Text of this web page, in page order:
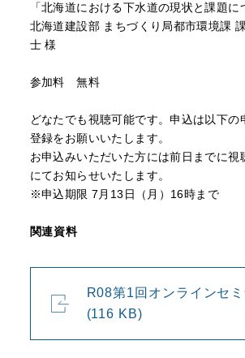
「北海道における下水道の現状と課題に
北海道建設部 まちづくり局都市環境課
士 様
参加料 無料
どなたでも視聴可能です。申込は以下の
登録をお願いいたします。
お申込みいただいた方には前日までに視
にてお知らせいたします。
※申込期限 7月13日（月）16時まで
関連資料
R08第1回オンラインセ
(116 KB)